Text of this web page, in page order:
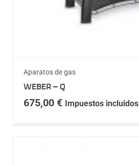
Aparatos de gas
WEBER – Q
675,00 € Impuestos incluidos